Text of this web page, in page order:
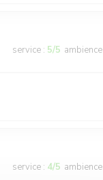
service : 5/5 ambience
service : 4/5 ambience